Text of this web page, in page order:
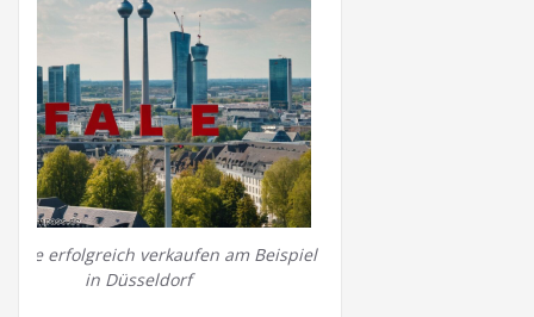
erfolgreich verkaufen am Beispiel
in Düsseldorf